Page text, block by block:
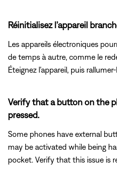
Réinitialisez l’appareil
Les appareils électroniques
de temps à autre, comme le
Éteignez l'appareil, puis
Verify that a button on the
pressed.
Some phones have external
may be activated while being
pocket. Verify that this issue is